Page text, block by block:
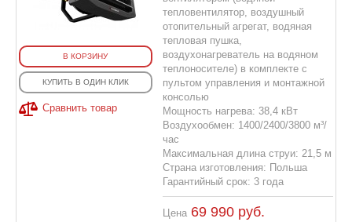
В КОРЗИНУ
КУПИТЬ В ОДИН КЛИК
Сравнить товар
тепловентилятор, воздушный
отопительный агрегат, водяная
тепловая пушка,
воздухонагреватель на водяном
теплоносителе) в комплекте с
пультом управления и монтажной
консолью
Мощность нагрева: 38,4 кВт
Воздухообмен: 1400/2400/3800 м³/
час
Максимальная длина струи: 21,5 м
Страна изготовления: Польша
Гарантийный срок: 3 года
Цена 69 990руб.